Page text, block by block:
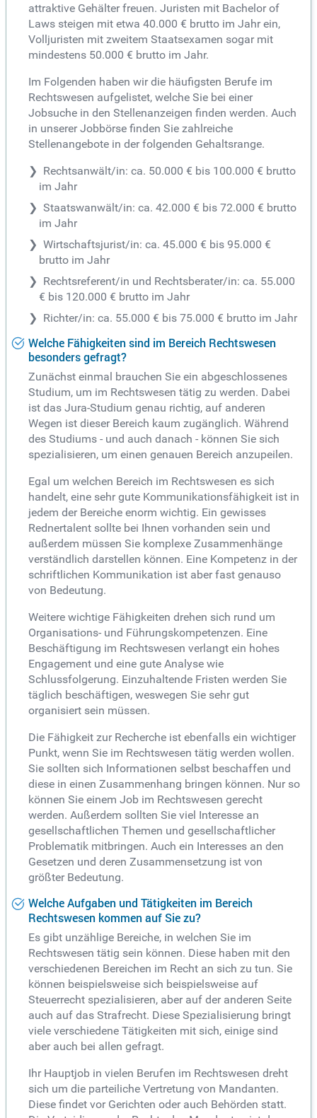
attraktive Gehälter freuen. Juristen mit Bachelor of
Laws steigen mit etwa 40.000 € brutto im Jahr ein,
Volljuristen mit zweitem Staatsexamen sogar mit
mindestens 50.000 € brutto im Jahr.
Im Folgenden haben wir die häufigsten Berufe im
Rechtswesen aufgelistet, welche Sie bei einer
Jobsuche in den Stellenanzeigen finden werden. Auch
in unserer Jobbörse finden Sie zahlreiche
Stellenangebote in der folgenden Gehaltsrange.
Rechtsanwält/in: ca. 50.000 € bis 100.000 € brutto
im Jahr
Staatswanwält/in: ca. 42.000 € bis 72.000 € brutto
im Jahr
Wirtschaftsjurist/in: ca. 45.000 € bis 95.000 €
brutto im Jahr
Rechtsreferent/in und Rechtsberater/in: ca. 55.000
€ bis 120.000 € brutto im Jahr
Richter/in: ca. 55.000 € bis 75.000 € brutto im Jahr
Welche Fähigkeiten sind im Bereich Rechtswesen
besonders gefragt?
Zunächst einmal brauchen Sie ein abgeschlossenes
Studium, um im Rechtswesen tätig zu werden. Dabei
ist das Jura-Studium genau richtig, auf anderen
Wegen ist dieser Bereich kaum zugänglich. Während
des Studiums - und auch danach - können Sie sich
spezialisieren, um einen genauen Bereich anzupeilen.
Egal um welchen Bereich im Rechtswesen es sich
handelt, eine sehr gute Kommunikationsfähigkeit ist in
jedem der Bereiche enorm wichtig. Ein gewisses
Rednertalent sollte bei Ihnen vorhanden sein und
außerdem müssen Sie komplexe Zusammenhänge
verständlich darstellen können. Eine Kompetenz in der
schriftlichen Kommunikation ist aber fast genauso
von Bedeutung.
Weitere wichtige Fähigkeiten drehen sich rund um
Organisations- und Führungskompetenzen. Eine
Beschäftigung im Rechtswesen verlangt ein hohes
Engagement und eine gute Analyse wie
Schlussfolgerung. Einzuhaltende Fristen werden Sie
täglich beschäftigen, weswegen Sie sehr gut
organisiert sein müssen.
Die Fähigkeit zur Recherche ist ebenfalls ein wichtiger
Punkt, wenn Sie im Rechtswesen tätig werden wollen.
Sie sollten sich Informationen selbst beschaffen und
diese in einen Zusammenhang bringen können. Nur so
können Sie einem Job im Rechtswesen gerecht
werden. Außerdem sollten Sie viel Interesse an
gesellschaftlichen Themen und gesellschaftlicher
Problematik mitbringen. Auch ein Interesses an den
Gesetzen und deren Zusammensetzung ist von
größter Bedeutung.
Welche Aufgaben und Tätigkeiten im Bereich
Rechtswesen kommen auf Sie zu?
Es gibt unzählige Bereiche, in welchen Sie im
Rechtswesen tätig sein können. Diese haben mit den
verschiedenen Bereichen im Recht an sich zu tun. Sie
können beispielsweise sich beispielsweise auf
Steuerrecht spezialisieren, aber auf der anderen Seite
auch auf das Strafrecht. Diese Spezialisierung bringt
viele verschiedene Tätigkeiten mit sich, einige sind
aber auch bei allen gefragt.
Ihr Hauptjob in vielen Berufen im Rechtswesen dreht
sich um die parteiliche Vertretung von Mandanten.
Diese findet vor Gerichten oder auch Behörden statt.